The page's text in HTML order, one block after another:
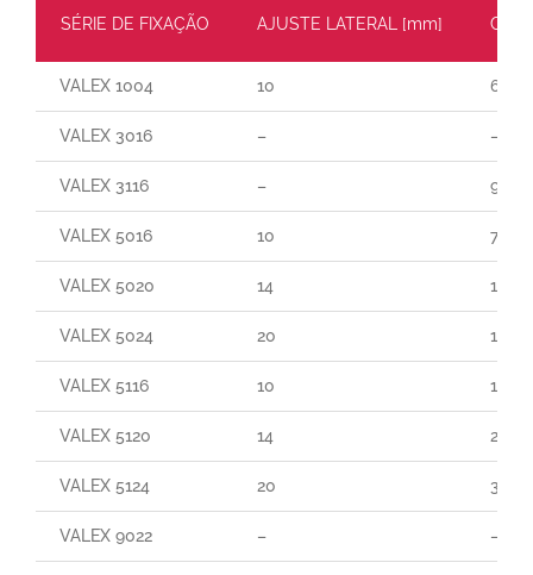
SÉRIE DE FIXAÇÃO AJUSTE LATERAL [mm]
VALEX 1004 10 60
VALEX 3016 – –
VALEX 3116 – 90
VALEX 5016 10 70
VALEX 5020 14 140
VALEX 5024 20 190
VALEX 5116 10 165
VALEX 5120 14 250
VALEX 5124 20 300
VALEX 9022 – –